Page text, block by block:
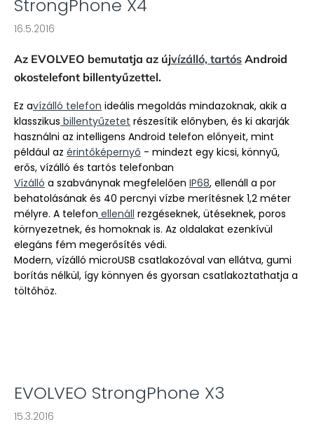
StrongPhone X4
16.5.2016
Az EVOLVEO bemutatja az újvízálló, tartós Android
okostelefont billentyűzettel.
Ez avízálló telefon ideális megoldás mindazoknak, akik a
klasszikus billentyűzetet részesítik előnyben, és ki akarják
használni az intelligens Android telefon előnyeit, mint
például az érintőképernyő - mindezt egy kicsi, könnyű,
erős, vízálló és tartós telefonban
Vízálló a szabványnak megfelelően IP68, ellenáll a por
behatolásának és 40 percnyi vízbe merítésnek 1,2 méter
mélyre. A telefon ellenáll rezgéseknek, ütéseknek, poros
környezetnek, és homoknak is. Az oldalakat ezenkívül
elegáns fém megerősítés védi.
Modern, vízálló microUSB csatlakozóval van ellátva, gumi
borítás nélkül, így könnyen és gyorsan csatlakoztathatja a
töltőhöz.
EVOLVEO StrongPhone X3
15.3.2016